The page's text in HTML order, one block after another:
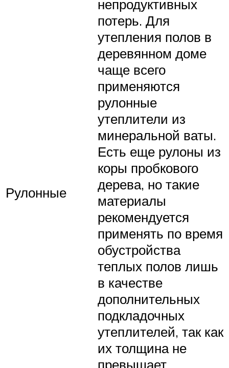
Рулонные
непродуктивных
потерь. Для
утепления полов в
деревянном доме
чаще всего
применяются
рулонные
утеплители из
минеральной ваты.
Есть еще рулоны из
коры пробкового
дерева, но такие
материалы
рекомендуется
применять по время
обустройства
теплых полов лишь
в качестве
дополнительных
подкладочных
утеплителей, так как
их толщина не
превышает